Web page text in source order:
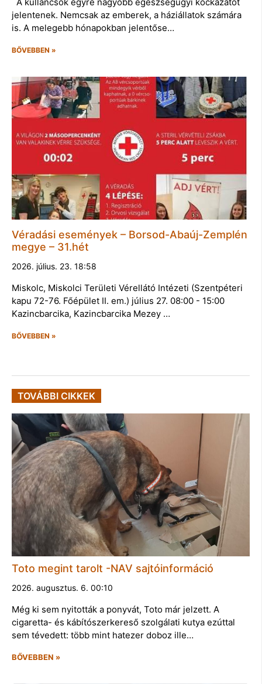
jelentenek. Nemcsak az emberek, a háziállatok számára
is. A melegebb hónapokban jelentőse…
BŐVEBBEN »
Véradási események – Borsod-Abaúj-Zemplén
megye – 31.hét
2026. július. 23. 18:58
Miskolc, Miskolci Területi Vérellátó Intézeti (Szentpéteri
kapu 72-76. Főépület II. em.) július 27. 08:00 - 15:00
Kazincbarcika, Kazincbarcika Mezey …
BŐVEBBEN »
TOVÁBBI CIKKEK
Toto megint tarolt -NAV sajtóinformáció
2026. augusztus. 6. 00:10
Még ki sem nyitották a ponyvát, Toto már jelzett. A
cigaretta- és kábítószerkereső szolgálati kutya ezúttal
sem tévedett: több mint hatezer doboz ille…
BŐVEBBEN »